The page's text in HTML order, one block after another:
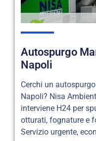
Autospurgo
Napoli
Cerchi un
Napoli? Nisa
interviene H24 per
otturati, fognature e
Servizio urgente,